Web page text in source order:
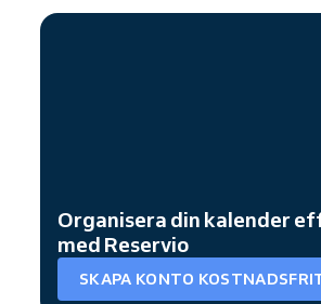
Organisera din kalender
med Reservio
SKAPA KONTO